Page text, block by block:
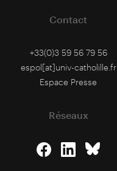
Contact
+33(0)3 59 56 79 56
espol[at]univ-catholille.fr
Espace Presse
Réseaux